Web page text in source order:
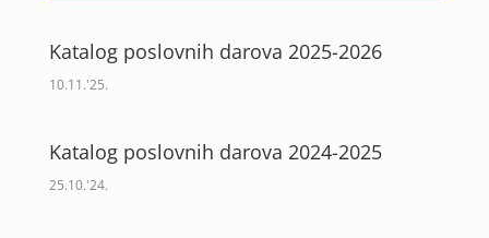
Katalog poslovnih darova 2025-2026
10.11.'25.
Katalog poslovnih darova 2024-2025
25.10.'24.